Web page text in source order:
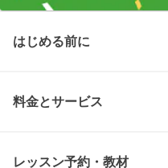
はじめる前に
料金とサービス
レッスン予約・教材